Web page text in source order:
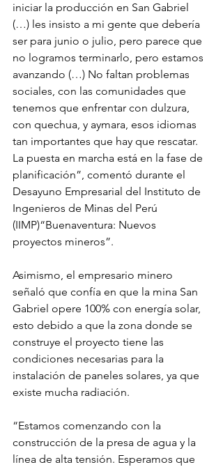
iniciar la producción en San Gabriel
(…) les insisto a mi gente que debería
ser para junio o julio, pero parece que
no logramos terminarlo, pero estamos
avanzando (…) No faltan problemas
sociales, con las comunidades que
tenemos que enfrentar con dulzura,
con quechua, y aymara, esos idiomas
tan importantes que hay que rescatar.
La puesta en marcha está en la fase de
planificación”, comentó durante el
Desayuno Empresarial del Instituto de
Ingenieros de Minas del Perú
(IIMP)“Buenaventura: Nuevos
proyectos mineros”.
Asimismo, el empresario minero
señaló que confía en que la mina San
Gabriel opere 100% con energía solar,
esto debido a que la zona donde se
construye el proyecto tiene las
condiciones necesarias para la
instalación de paneles solares, ya que
existe mucha radiación.
“Estamos comenzando con la
construcción de la presa de agua y la
línea de alta tensión. Esperamos que